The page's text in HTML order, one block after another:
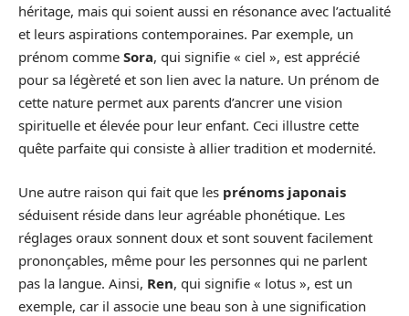
héritage, mais qui soient aussi en résonance avec l’actualité
et leurs aspirations contemporaines. Par exemple, un
prénom comme Sora, qui signifie « ciel », est apprécié
pour sa légèreté et son lien avec la nature. Un prénom de
cette nature permet aux parents d’ancrer une vision
spirituelle et élevée pour leur enfant. Ceci illustre cette
quête parfaite qui consiste à allier tradition et modernité.
Une autre raison qui fait que les prénoms japonais
séduisent réside dans leur agréable phonétique. Les
réglages oraux sonnent doux et sont souvent facilement
prononçables, même pour les personnes qui ne parlent
pas la langue. Ainsi, Ren, qui signifie « lotus », est un
exemple, car il associe une beau son à une signification